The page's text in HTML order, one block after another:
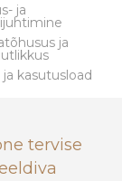
ja
ja
ja kasutusload
tervise